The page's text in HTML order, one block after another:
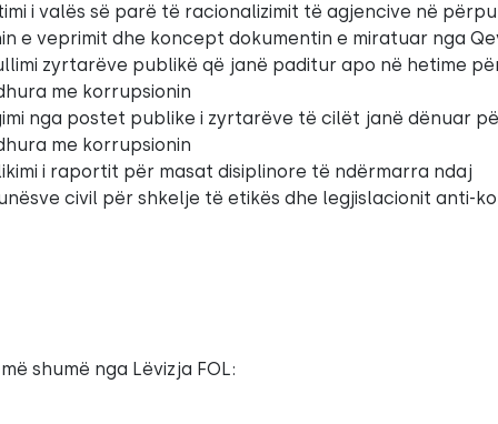
i valës së parë të racionalizimit të agjencive në
e veprimit dhe koncept dokumentin e miratuar nga
zyrtarëve publikë që janë paditur apo në hetime
me korrupsionin
nga postet publike i zyrtarëve të cilët janë dënuar
me korrupsionin
i raportit për masat disiplinore të ndërmarra ndaj
civil për shkelje të etikës dhe legjislacionit anti-
shumë nga Lëvizja FOL: